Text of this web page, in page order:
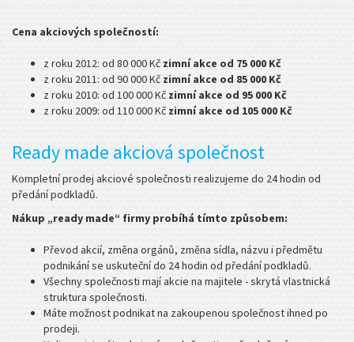
Cena akciových společností:
z roku 2012: od 80 000 Kč zimní akce od 75 000 Kč
z roku 2011: od 90 000 Kč zimní akce od 85 000 Kč
z roku 2010: od 100 000 Kč zimní akce od 95 000 Kč
z roku 2009: od 110 000 Kč zimní akce od 105 000 Kč
Ready made akciová společnost
Kompletní prodej akciové společnosti realizujeme do 24 hodin od
předání podkladů.
Nákup „ready made“ firmy probíhá tímto způsobem:
Převod akcií, změna orgánů, změna sídla, názvu i předmětu
podnikání se uskuteční do 24 hodin od předání podkladů.
Všechny společnosti mají akcie na majitele - skrytá vlastnická
struktura společnosti.
Máte možnost podnikat na zakoupenou společnost ihned po
prodeji.